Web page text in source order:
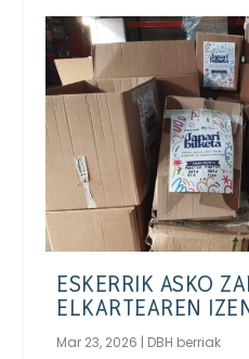
ESKERRIK ASKO
ELKARTEAREN
Mar 23, 2026 | DBH berriak